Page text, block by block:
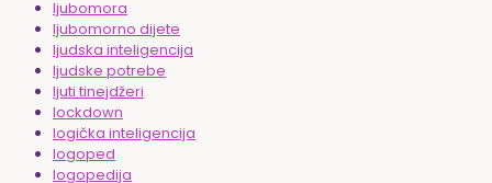
ljubomora
ljubomorno dijete
ljudska inteligencija
ljudske potrebe
ljuti tinejdžeri
lockdown
logička inteligencija
logoped
logopedija